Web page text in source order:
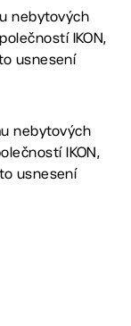
nebytových
IKON,
usnesení
nebytových
IKON,
usnesení